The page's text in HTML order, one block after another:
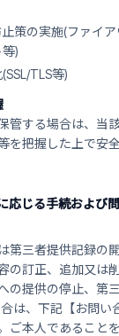
策の実施(ファイ
)
TLS等)
管する場合は、当
を把握した上で安
応じる手続および
第三者提供記録の
の訂正、追加又は
の提供の停止、第
は、下記【お問い
ご本人であること